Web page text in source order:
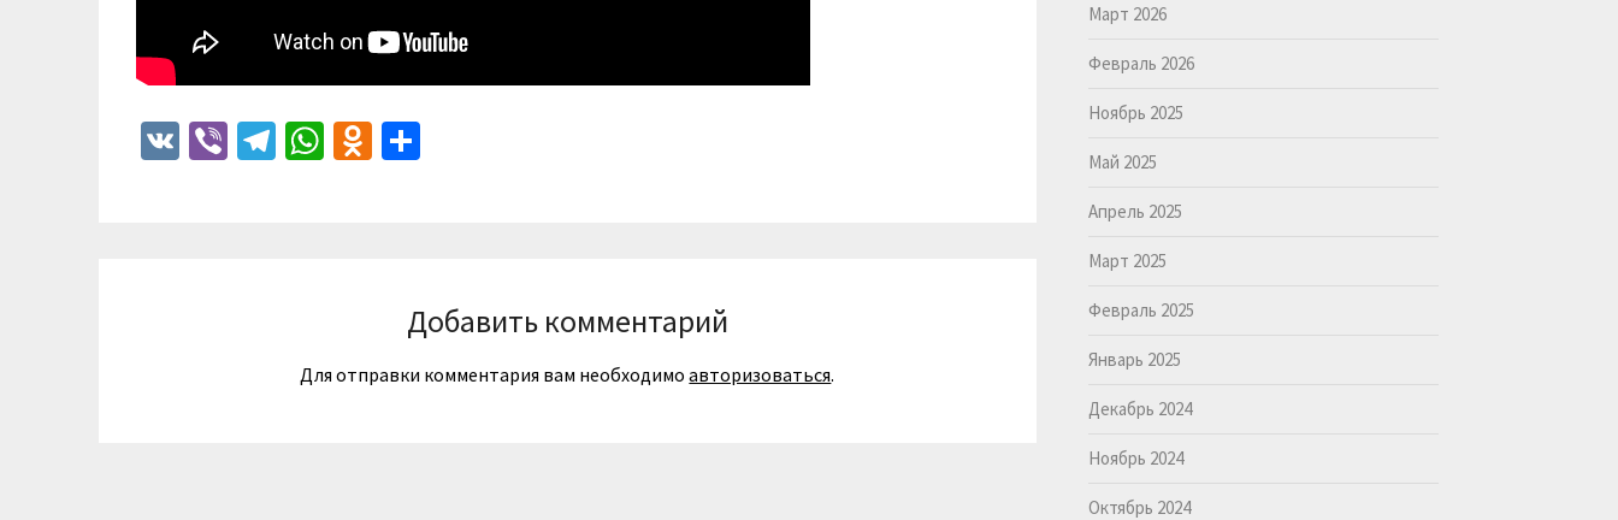
VK ViberTelegram
WhatsApp
Odnoklassniki
Добавить комментарий
Для отправки комментария вам необходимоавторизоваться.
Март 2026
Февраль 2026
Ноябрь 2025
Май 2025
Апрель 2025
Март 2025
Февраль 2025
Январь 2025
Декабрь 2024
Ноябрь 2024
Октябрь 2024